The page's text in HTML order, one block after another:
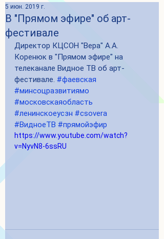
В "Прямом эфире" об арт-
фестивале
5 июн. 2019 г.
Директор КЦСОН "Вера" А.А.
Коренюк в "Прямом эфире" на
телеканале Видное ТВ об арт-
фестивале. #фаевская
#минсоцразвитиямо
#московскаяобласть
#ленинскоеусзн #csovera
#ВидноеТВ #прямойэфир
https://www.youtube.com/watch?
v=NyvN8-6ssRU